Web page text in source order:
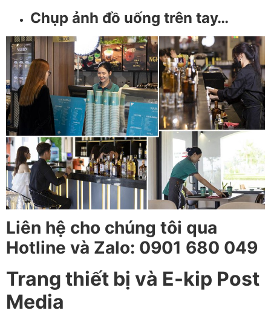
Chụp ảnh đồ uống trên tay…
Liên hệ cho chúng tôi qua
Hotline và Zalo: 0901 680 049
Trang thiết bị và E-kip Post
Media